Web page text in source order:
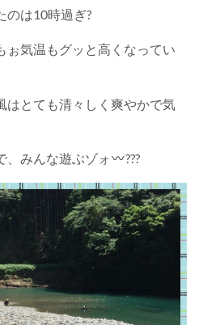
のは10時過ぎ?
ぉ気温もグッと高くなってい
はとても清々しく爽やかで気
、みんな遊ぶゾォ ???